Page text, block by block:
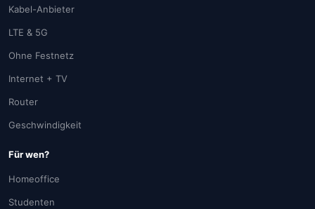
Kabel-Anbieter
LTE & 5G
Ohne Festnetz
Internet + TV
Router
Geschwindigkeit
Für wen?
Homeoffice
Studenten